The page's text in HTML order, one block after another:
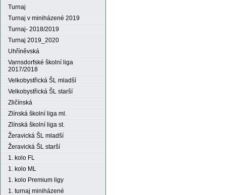
Turnaj
Turnaj v miniházené 2019
Turnaj- 2018/2019
Turnaj 2019_2020
Uhříněvská
Varnsdorfské školní liga
2017/2018
Velkobystřická ŠL mladší
Velkobystřická ŠL starší
Zličínská
Zlínská školní liga ml.
Zlínská školní liga st.
Žeravická ŠL mladší
Žeravická ŠL starší
1. kolo FL
1. kolo ML
1. kolo Premium ligy
1. turnaj miniházené